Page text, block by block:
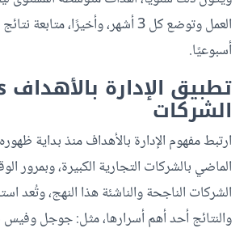
العمل وتوضع كل 3 أشهر، وأخيرًا،
أسبوعيًا.
الشركات
ارتبط مفهوم الإدارة بالأهداف منذ بداية
الماضي بالشركات التجارية الكبيرة، وبمرور
الشركات الناجحة والناشئة هذا النهج، وتُعد
والنتائج أحد أهم أسرارها، مثل: جوجل وفيس